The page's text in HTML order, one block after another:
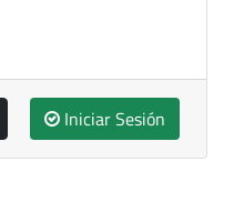
Iniciar Sesión